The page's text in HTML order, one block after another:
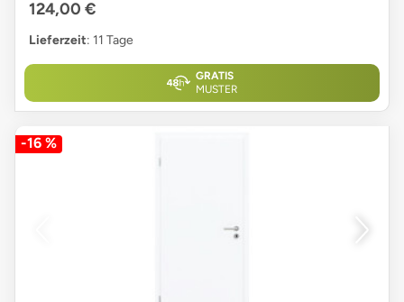
124,00 €
Lieferzeit: 11 Tage
GRATIS
MUSTER
-16 %